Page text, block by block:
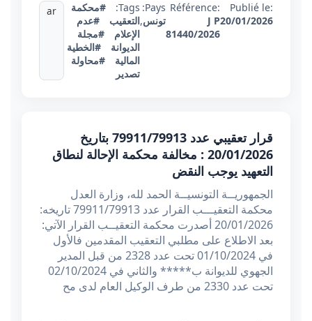
Publié le:
20/01/2026
Référence:
J P
81440/2026
Pays:
تونس,
Tags:
#محكمة
التعقيب
#عدم
الإعلام
#مجلة
الديوانة
#الخطية
المالية
#محاولة
تصدير
ar
قرار تعقيبي عدد 79911/79913 بتاريخ
20/01/2026 : مخالفة محكمة الإحالة لنطاق
التعهيد يوجب النقض
الجمهوريــة التونسيــة الحمد لله، وزارة العدل
محكمة التعقيـــب القرار عدد 79911/79913 تاريخه:
20/01/2026 أصدرت محكمة التعقيــب القرار الآتي:
بعد الاطلاع على مطلبي التعقيب المقدمين فالأول
في 01/10/2024 تحت عدد 2328 من قبل المدير
الجهوي للديوانة ب***** والثاني في 02/10/2024
تحت عدد 2330 من طرف الوكيل العام لدى مح